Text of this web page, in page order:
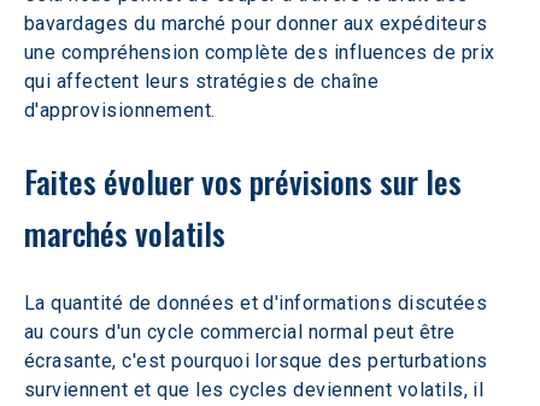
bavardages du marché pour donner aux expéditeurs
une compréhension complète des influences de prix
qui affectent leurs stratégies de chaîne
d'approvisionnement.
Faites évoluer vos prévisions sur les
marchés volatils
La quantité de données et d'informations discutées
au cours d'un cycle commercial normal peut être
écrasante, c'est pourquoi lorsque des perturbations
surviennent et que les cycles deviennent volatils, il